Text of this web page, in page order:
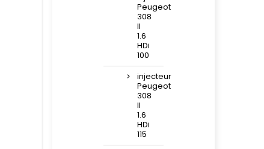
Peugeot
308
II
1.6
HDi
100
injecteur
Peugeot
308
II
1.6
HDi
115